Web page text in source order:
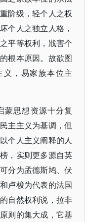
阶级，轻个人之权
个人之独立人格，
平等权利，戕害个
根本原因。故欲图
，易家族本位主
蒙思想资源十分复
主主义为基调，但
个人主义阐释的人
，实则更多源自英
分为孟德斯鸠、伏
卢梭为代表的法国
自然权利说，拉非
则的集大成，它基